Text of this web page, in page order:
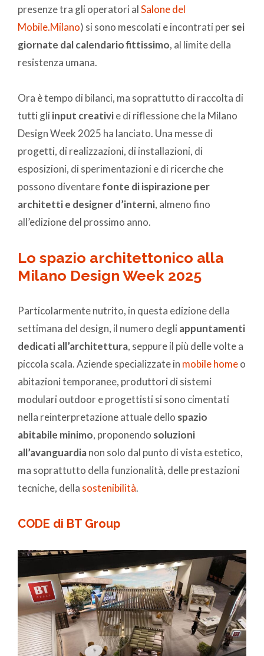
presenze tra gli operatori alSalone del
Mobile.Milano) si sono mescolati e incontrati persei
giornate dal calendario fittissimo, al limite della
resistenza umana.
Ora è tempo di bilanci, ma soprattutto di raccolta di
tutti gli input creativie di riflessione che la Milano
Design Week 2025 ha lanciato. Una messe di
progetti, di realizzazioni, di installazioni, di
esposizioni, di sperimentazioni e di ricerche che
possono diventarefonte di ispirazione per
architetti e designer d’interni, almeno fino
all’edizione del prossimo anno.
Lo spazio architettonico alla
Milano Design Week 2025
Particolarmente nutrito, in questa edizione della
settimana del design, il numero degli appuntamenti
dedicati all’architettura, seppure il più delle volte a
piccola scala. Aziende specializzate in mobile homeo
abitazioni temporanee, produttori di sistemi
modulari outdoor e progettisti si sono cimentati
nella reinterpretazione attuale dello spazio
abitabile minimo, proponendo soluzioni
all’avanguardianon solo dal punto di vista estetico,
ma soprattutto della funzionalità, delle prestazioni
tecniche, della sostenibilità.
CODE di BT Group